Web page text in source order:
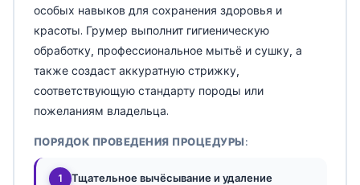
особых навыков для сохранения здоровья и
красоты. Грумер выполнит гигиеническую
обработку, профессиональное мытьё и сушку, а
также создаст аккуратную стрижку,
соответствующую стандарту породы или
пожеланиям владельца.
ПОРЯДОК ПРОВЕДЕНИЯ ПРОЦЕДУРЫ:
1
Тщательное вычёсывание и удаление